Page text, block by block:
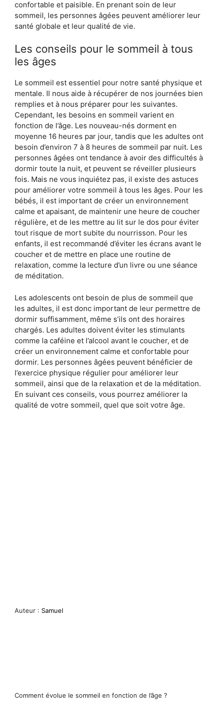
confortable et paisible. En prenant soin de leur
sommeil, les personnes âgées peuvent améliorer leur
santé globale et leur qualité de vie.
Les conseils pour le sommeil à tous
les âges
Le sommeil est essentiel pour notre santé physique et
mentale. Il nous aide à récupérer de nos journées bien
remplies et à nous préparer pour les suivantes.
Cependant, les besoins en sommeil varient en
fonction de l’âge. Les nouveau-nés dorment en
moyenne 16 heures par jour, tandis que les adultes ont
besoin d’environ 7 à 8 heures de sommeil par nuit. Les
personnes âgées ont tendance à avoir des difficultés à
dormir toute la nuit, et peuvent se réveiller plusieurs
fois. Mais ne vous inquiétez pas, il existe des astuces
pour améliorer votre sommeil à tous les âges. Pour les
bébés, il est important de créer un environnement
calme et apaisant, de maintenir une heure de coucher
régulière, et de les mettre au lit sur le dos pour éviter
tout risque de mort subite du nourrisson. Pour les
enfants, il est recommandé d’éviter les écrans avant le
coucher et de mettre en place une routine de
relaxation, comme la lecture d’un livre ou une séance
de méditation.
Les adolescents ont besoin de plus de sommeil que
les adultes, il est donc important de leur permettre de
dormir suffisamment, même s’ils ont des horaires
chargés. Les adultes doivent éviter les stimulants
comme la caféine et l’alcool avant le coucher, et de
créer un environnement calme et confortable pour
dormir. Les personnes âgées peuvent bénéficier de
l’exercice physique régulier pour améliorer leur
sommeil, ainsi que de la relaxation et de la méditation.
En suivant ces conseils, vous pourrez améliorer la
qualité de votre sommeil, quel que soit votre âge.
Auteur : Samuel
Comment évolue le sommeil en fonction de l’âge ?